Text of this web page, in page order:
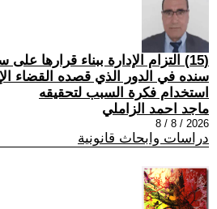
(15) التزام الإدارة ببناء قرارها
سنده في الدور الذي قصده القضاء
استخدام فكرة السبب لتحقیقه
ماجد احمد الزاملي
2026 / 8 / 8
دراسات وابحاث قانونية